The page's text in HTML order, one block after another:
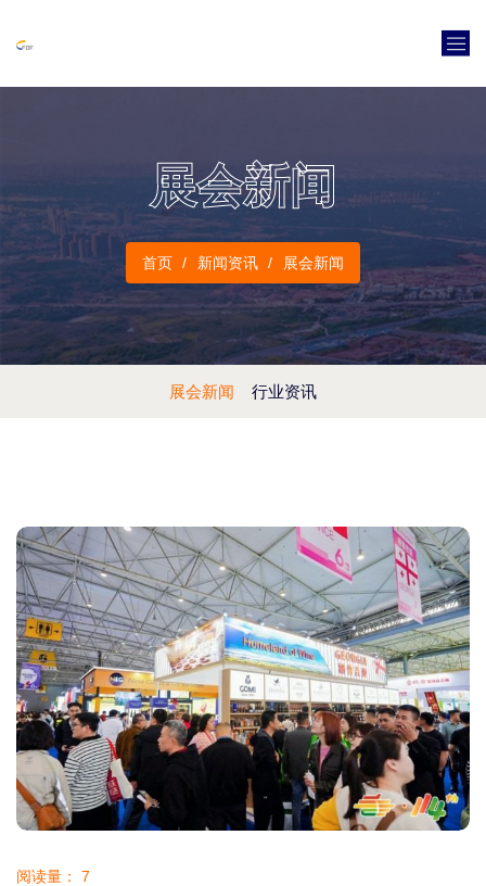
展会新闻
首页 新闻资讯 展会新闻
展会新闻 行业资讯
阅读量： 7